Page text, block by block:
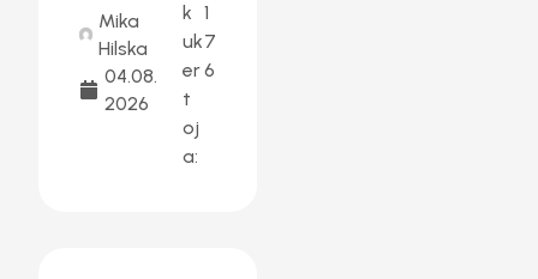
Mika
Hilska
04.08.
2026
k
uk
er
t
oj
a:
1
7
6